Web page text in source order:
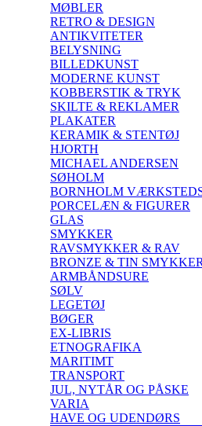
MØBLER
RETRO & DESIGN
ANTIKVITETER
BELYSNING
BILLEDKUNST
MODERNE KUNST
KOBBERSTIK & TRYK
SKILTE & REKLAMER
PLAKATER
KERAMIK & STENTØJ
HJORTH
MICHAEL ANDERSEN
SØHOLM
BORNHOLM
PORCELÆN & FIGURER
GLAS
SMYKKER
RAVSMYKKER & RAV
BRONZE & TIN SMYKKER
ARMBÅNDSURE
SØLV
LEGETØJ
BØGER
EX-LIBRIS
ETNOGRAFIKA
MARITIMT
TRANSPORT
JUL, NYTÅR OG PÅSKE
VARIA
HAVE OG UDENDØRS